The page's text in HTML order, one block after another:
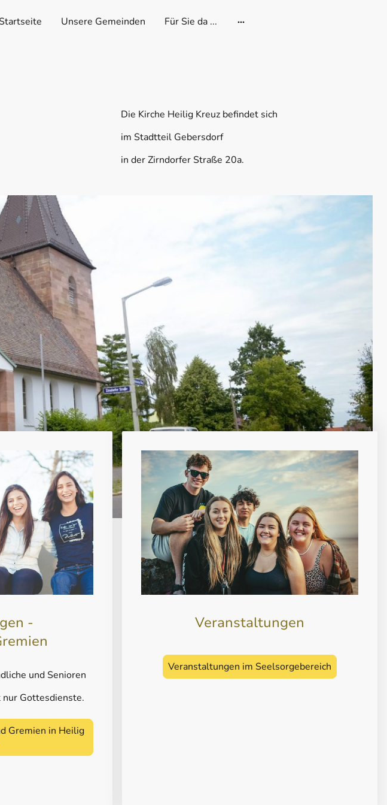
Unsere Gemeinden Für Sie da ...
Die Kirche Heilig Kreuz befindet sich
im Stadtteil Gebersdorf
in der Zirndorfer Straße 20a.
-
und Senioren
nur Gottesdienste.
Gremien in Heilig
Veranstaltungen
Veranstaltungen im Seelsorgebereich